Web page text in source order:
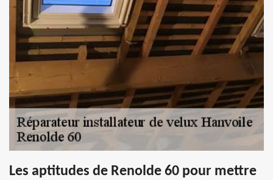
Les aptitudes de Renolde 60 pour mettre